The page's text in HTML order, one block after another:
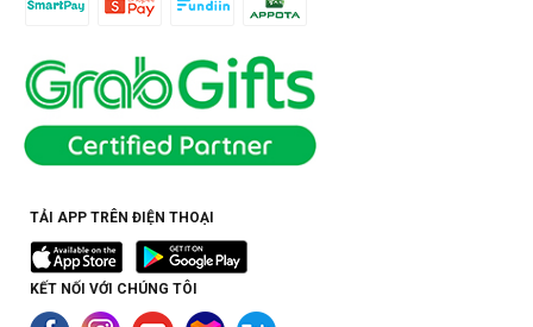
TẢI APP TRÊN ĐIỆN THOẠI
KẾT NỐI VỚI CHÚNG TÔI